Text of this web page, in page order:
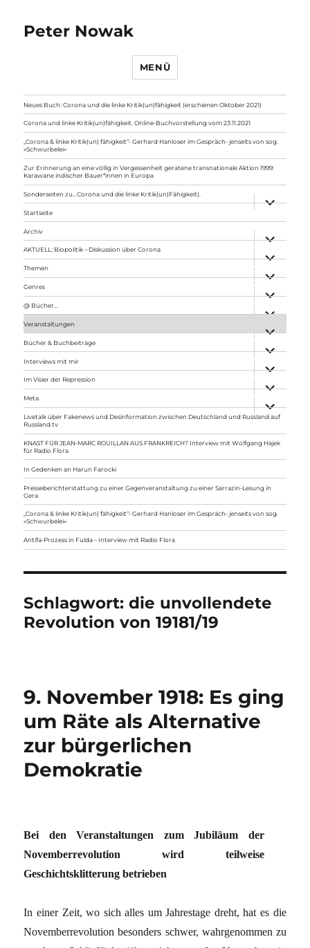
Peter Nowak
MENÜ
Neues Buch: Corona und die linke Kritik(un)fähigkeit (erschienen Oktober 2021)
Corona und linke Kritik(un)fähigkeit. Online-Buchvorstellung vom 23.11.2021
„Corona & linke Kritik(un) fähigkeit“- Gerhard Hanloser im Gespräch- jenseits von sog.
»Schwurbelei«
Zur Erinnerung an eine völlig in Vergessenheit geratene transnationale Aktion 1999:
Karawane indischer Bauer*innen in Europa
Sonderseiten zu…Corona und die linke Kritik(un)Fähigkeit).
anzeigen
Startseite
Archiv
anzeigen
AKTUELL: Biopolitik – Diskussion über Corona
anzeigen
Themen
anzeigen
Genres
anzeigen
@ Bücher…
Veranstaltungen
anzeigen
Bücher & Buchbeiträge
anzeigen
Interviews mit mir
anzeigen
Im Visier der Repression
anzeigen
Meta
anzeigen
Livetalk über Fakenews und Desinformation zwischen Deutschland und Russland auf
Russland.tv
KNAST FÜR JEAN-MARC ROUILLAN AUS FRANKREICH? Interview mit Wolfgang Hajek
für Radio Flora
In Gedenken an Harun Farocki
Presseberichterstattung zu einer Gegenveranstaltung zu einer Sarrazin-Lesung in
Gera
„Corona & linke Kritik(un) fähigkeit“- Gerhard Hanloser im Gespräch- jenseits von sog.
»Schwurbelei«
Antifa-Prozess in Fulda – Interview mit Radio Flora
Schlagwort:die unvollendete
Revolution von 19181/19
9. November 1918: Es ging
um Räte als Alternative
zur bürgerlichen
Demokratie
Bei den Veranstaltungen zum Jubiläum der
Novemberrevolution wird teilweise
Geschichtsklitterung betrieben
In einer Zeit, wo sich alles um Jahrestage dreht, hat es die
Novemberrevolution besonders schwer, wahrgenommen zu